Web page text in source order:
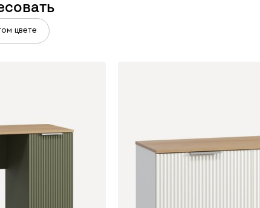
цвете